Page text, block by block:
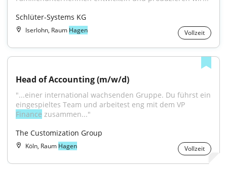
Schlüter-Systems KG
Iserlohn, Raum Hagen Vollzeit
Head of Accounting (m/w/d)
"...einer international wachsenden Gruppe. Du führst ein
Finance zusammen..."
The Customization Group
Köln, Raum Hagen Vollzeit